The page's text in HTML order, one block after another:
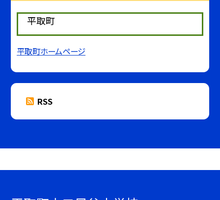
平取町
平取町ホームページ
RSS